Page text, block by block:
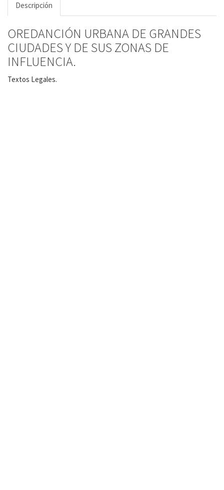
Descripción
OREDANCIÓN URBANA DE GRANDES
CIUDADES Y DE SUS ZONAS DE
INFLUENCIA.
Textos Legales.